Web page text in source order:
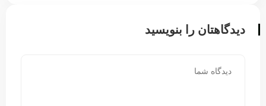
دیدگاهتان را بنویسید